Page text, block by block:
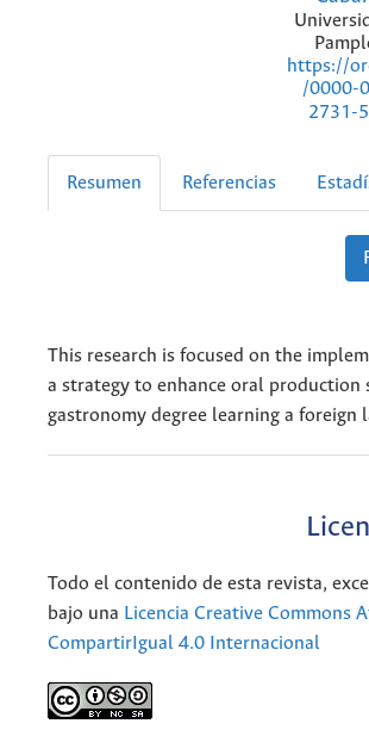
https://
/0000-
2731-
Resumen Referencias
This research is focused on the
a strategy to enhance oral
gastronomy degree learning a foreign
Todo el contenido de esta revista,
bajo una Licencia Creative Commons
CompartirIgual 4.0 Internacional